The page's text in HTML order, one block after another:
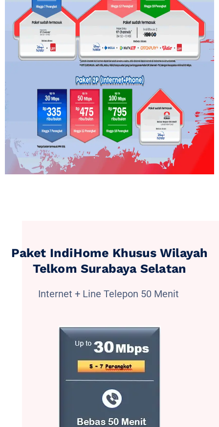
Paket IndiHome Khusus Wilayah
Telkom Surabaya Selatan
Internet + Line Telepon 50 Menit